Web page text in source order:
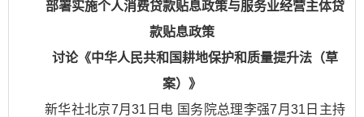
部署实施个人消费贷款贴息政策与服务业经营主体贷
款贴息政策
讨论《中华人民共和国耕地保护和质量提升法（草
案）》
新华社北京7月31日电 国务院总理李强7月31日主持